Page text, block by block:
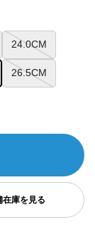
24.0CM
26.5CM